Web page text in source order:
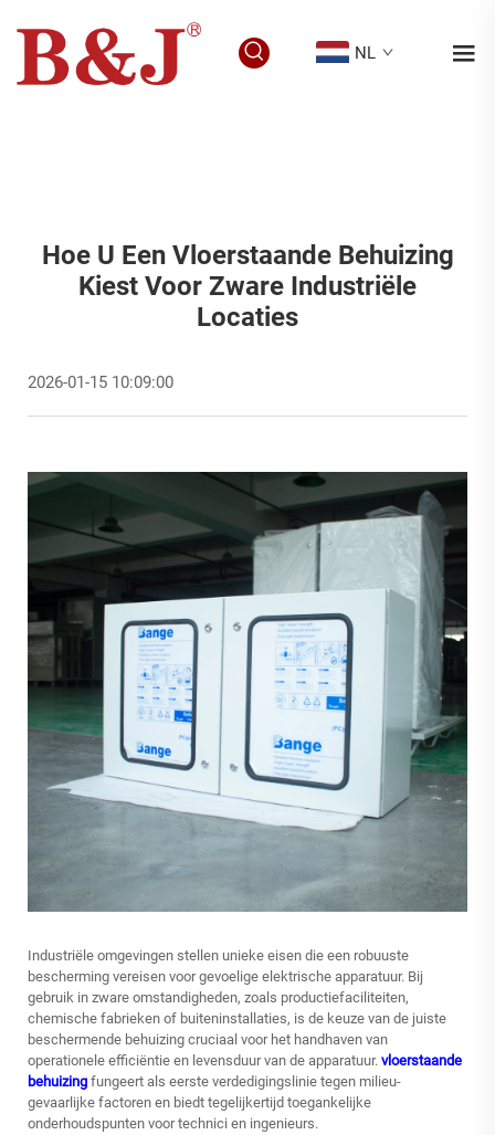
NL
Hoe U Een Vloerstaande Behuizing
Kiest Voor Zware Industriële
Locaties
2026-01-15 10:09:00
Industriële omgevingen stellen unieke eisen die een robuuste
bescherming vereisen voor gevoelige elektrische apparatuur. Bij
gebruik in zware omstandigheden, zoals productiefaciliteiten,
chemische fabrieken of buiteninstallaties, is de keuze van de juiste
beschermende behuizing cruciaal voor het handhaven van
operationele efficiëntie en levensduur van de apparatuur. vloerstaande
behuizing fungeert als eerste verdedigingslinie tegen milieu-
gevaarlijke factoren en biedt tegelijkertijd toegankelijke
onderhoudspunten voor technici en ingenieurs.